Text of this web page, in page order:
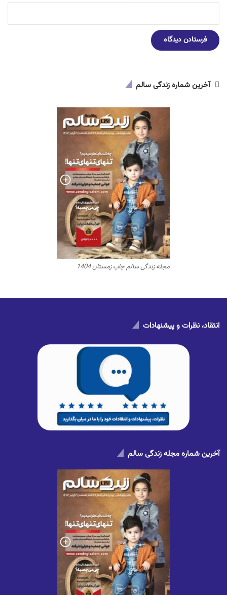
آخرین شماره زندگی سالم
مجله زندگی سالم چاپ زمستان 1404
انتقاد، نظرات و پیشنهادات
آخرین شماره مجله زندگی سالم